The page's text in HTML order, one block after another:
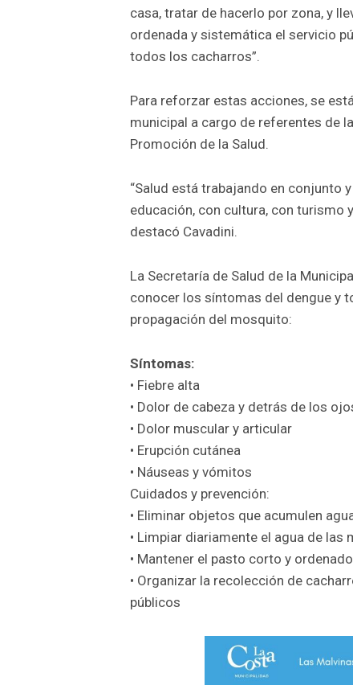
casa, tratar de hacerlo por zona, y
ordenada y sistemática el servicio
todos los cacharros”.
Para reforzar estas acciones, se
municipal a cargo de referentes de
Promoción de la Salud.
“Salud está trabajando en conjunto
educación, con cultura, con turismo
destacó Cavadini.
La Secretaría de Salud de la
conocer los síntomas del dengue y
propagación del mosquito:
Síntomas:
• Fiebre alta
• Dolor de cabeza y detrás de los
• Dolor muscular y articular
• Erupción cutánea
• Náuseas y vómitos
Cuidados y prevención:
• Eliminar objetos que acumulen
• Limpiar diariamente el agua de
• Mantener el pasto corto y ordenado
• Organizar la recolección de
públicos